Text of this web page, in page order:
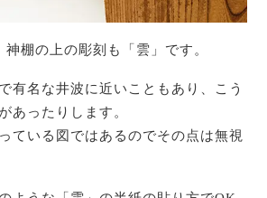
棚の上の彫刻も「雲」です。
有名な井波に近いこともあり、こう
あったりします。
ている図ではあるのでその点は無視